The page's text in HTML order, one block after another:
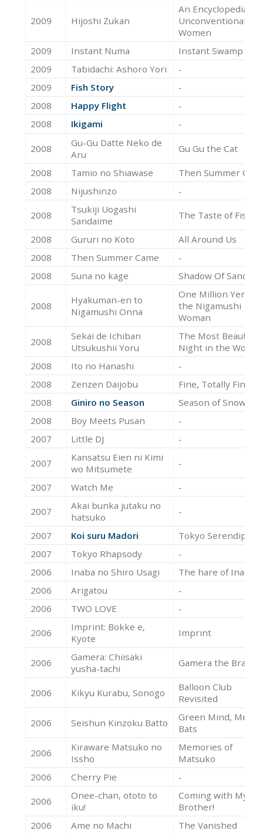
2009 Hijoshi Zukan
An Encyclopedia of
Unconventional
Women
2009
Instant Numa
Instant Swamp
2009
Tabidachi: Ashoro Yori
-
2009
Fish Story
-
2008
Happy Flight
-
2008
Ikigami -
2008
Gu-Gu Datte Neko de
Aru
Gu Gu the Cat
2008 Tamio no Shiawase
Then Summer
2008
Nijushinzo -
2008
Tsukiji Uogashi
Sandaime
The Taste of Fish
2008 Gururi no Koto
All Around Us
2008
Then Summer Came
-
2008
Suna no kage Shadow Of Sand
2008
Hyakuman-en to
Nigamushi Onna
One Million Yen
the Nigamushi
Woman
2008
Sekai de Ichiban
Utsukushii Yoru
The Most Beautiful
Night in the World
2008
Ito no Hanashi
-
2008
Zenzen Daijobu
Fine, Totally Fine
2008
Giniro no Season
Season of Snow
2008
Boy Meets Pusan
-
2007
Little DJ -
2007
Kansatsu Eien ni Kimi
wo Mitsumete
-
2007 Watch Me -
2007
Akai bunka jutaku no
hatsuko
-
2007 Koi suru Madori
Tokyo Serendipity
2007
Tokyo Rhapsody
-
2006
Inaba no Shiro Usagi
The hare of Inaba
2006
Arigatou
-
2006
TWO LOVE -
2006
Imprint: Bokke e,
Kyote
Imprint
2006
Gamera: Chiisaki
yusha-tachi
Gamera the Brave
2006 Kikyu Kurabu, Sonogo
Balloon Club
Revisited
2006 Seishun Kinzoku Batto
Green Mind, Metal
Bats
2006
Kiraware Matsuko no
Issho
Memories of
Matsuko
2006
Cherry Pie -
2006
Onee-chan, ototo to
iku!
Coming with My
Brother!
2006
Ame no Machi The Vanished